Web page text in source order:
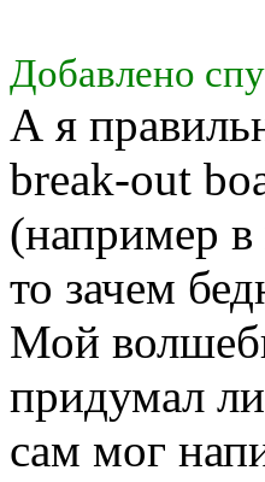
Добавлено
А я
break-out
(например в
то зачем
Мой
придумал
сам мог